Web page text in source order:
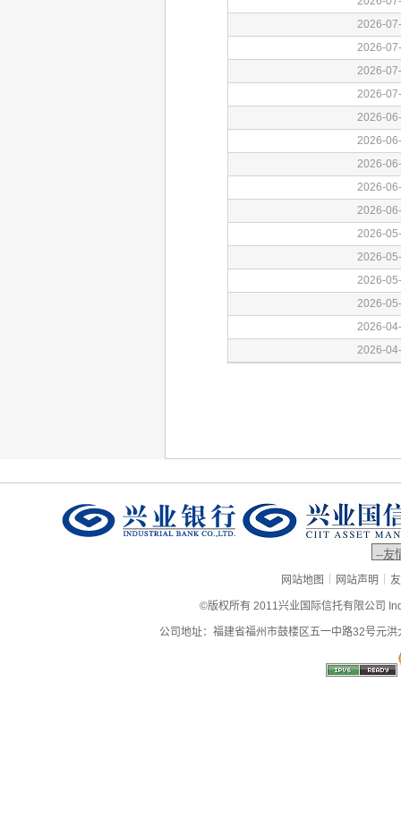
网站地图 | 网站声明 |
©版权所有 2011兴业国际信托有限公司
公司地址：福建省福州市鼓楼区五一中路32号元